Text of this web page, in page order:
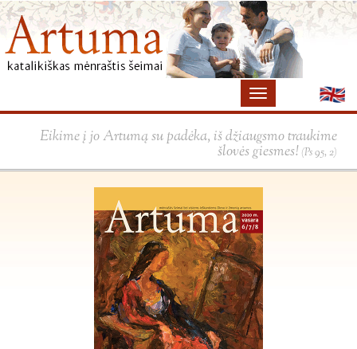
Eikime į jo Artumą su padėka, iš džiaugsmo traukime
šlovės giesmes! (Ps 95, 2)